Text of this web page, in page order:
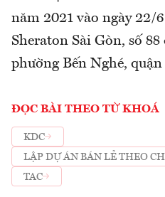
năm 2021 vào ngày 22/
Sheraton Sài Gòn, số
phường Bến Nghé,
ĐỌC BÀI THEO TỪ KHOÁ
KDC
LẬP DỰ ÁN BÁN LẺ THEO
TAC